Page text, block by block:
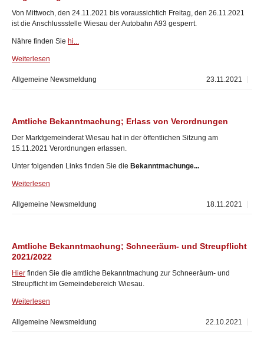
Von Mittwoch, den 24.11.2021 bis voraussichtich Freitag, den 26.11.2021
ist die Anschlussstelle Wiesau der Autobahn A93 gesperrt.
Nähre finden Sie hi...
Weiterlesen
23.11.2021
Allgemeine Newsmeldung
Amtliche Bekanntmachung; Erlass von Verordnungen
Der Marktgemeinderat Wiesau hat in der öffentlichen Sitzung am
15.11.2021 Verordnungen erlassen.
Unter folgenden Links finden Sie die Bekanntmachunge...
Weiterlesen
18.11.2021
Allgemeine Newsmeldung
Amtliche Bekanntmachung; Schneeräum- und Streupflicht
2021/2022
Hier finden Sie die amtliche Bekanntmachung zur Schneeräum- und
Streupflicht im Gemeindebereich Wiesau.
Weiterlesen
22.10.2021
Allgemeine Newsmeldung